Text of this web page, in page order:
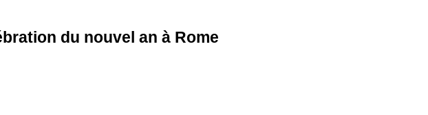
du nouvel an à Rome